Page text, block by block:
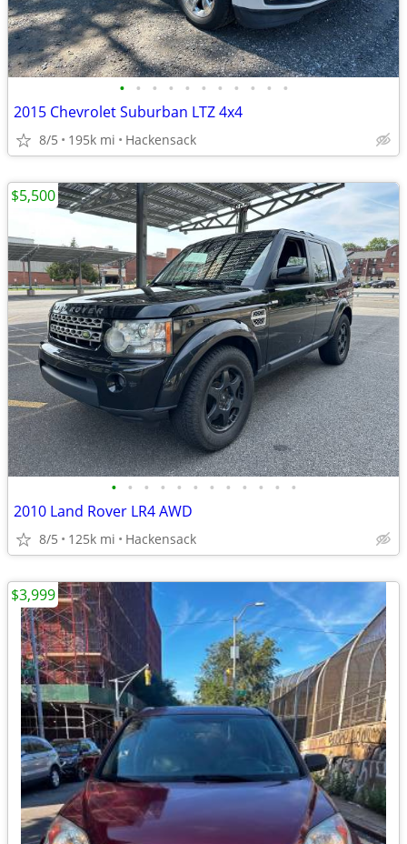
• • • • • • • • • • •
2015 Chevrolet Suburban LTZ 4x4
8/5 195k mi Hackensack
• • • • • • • • • • • •
2010 Land Rover LR4 AWD
8/5 125k mi Hackensack
$5,500
$3,999